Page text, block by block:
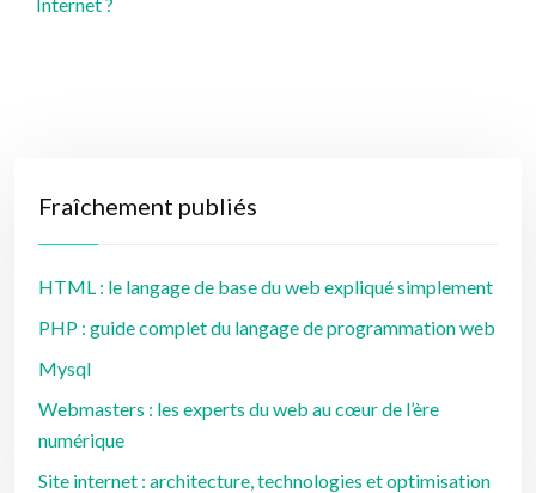
Fraîchement publiés
HTML : le langage de base du web expliqué simplement
PHP : guide complet du langage de programmation web
Mysql
Webmasters : les experts du web au cœur de l’ère
numérique
Site internet : architecture, technologies et optimisation